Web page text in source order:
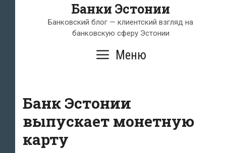
Банки Эстонии
Банковский блог — клиентский взгляд на
банковскую сферу Эстонии
Меню
Банк Эстонии
выпускает монетную
карту